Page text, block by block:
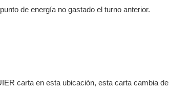
de energía no gastado el turno anterior.
carta en esta ubicación, esta carta cambia de